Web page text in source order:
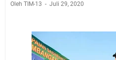
Oleh TIM-13 Juli 29, 2020